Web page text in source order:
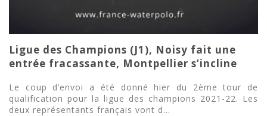
Ligue des Champions (J1), Noisy fait une
entrée fracassante, Montpellier s’incline
Le coup d’envoi a été donné hier du 2ème tour de
qualification pour la ligue des champions 2021-22. Les
deux représentants français vont d...